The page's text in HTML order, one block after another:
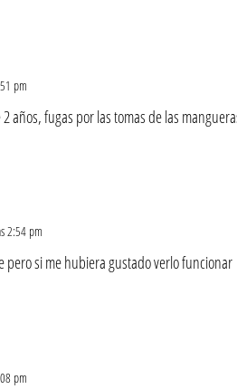
pm
años, fugas por las tomas de las
2:54 pm
pero si me hubiera gustado verlo funcionar
pm